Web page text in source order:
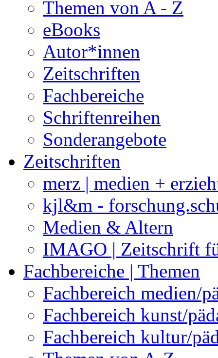
Themen von A - Z
eBooks
Autor*innen
Zeitschriften
Fachbereiche
Schriftenreihen
Sonderangebote
Zeitschriften
merz | medien +
kjl&m -
Medien & Altern
IMAGO | Zeitschrift
Fachbereiche | Themen
Fachbereich medien/
Fachbereich kunst/
Fachbereich kultur/